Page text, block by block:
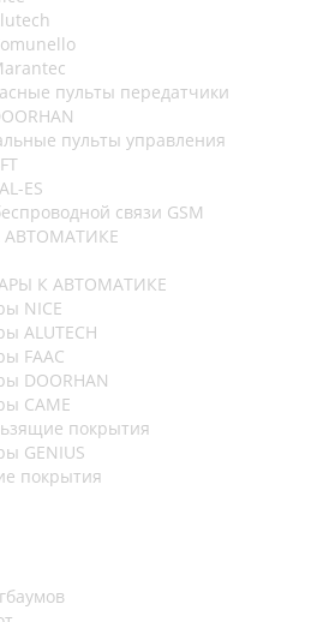
пульты передатчики
пульты управления
ES
связи GSM
АВТОМАТИКЕ
К АВТОМАТИКЕ
NICE
ALUTECH
FAAC
DOORHAN
CAME
покрытия
GENIUS
покрытия